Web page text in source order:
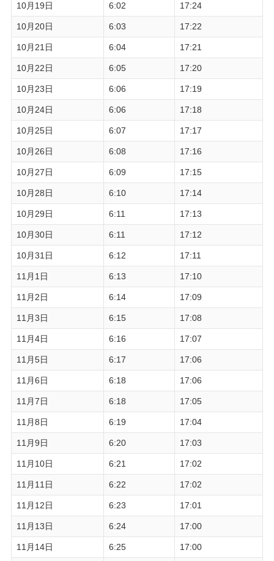
10月19日 6:02 17:24
10月20日 6:03 17:22
10月21日 6:04 17:21
10月22日 6:05 17:20
10月23日 6:06 17:19
10月24日 6:06 17:18
10月25日 6:07 17:17
10月26日 6:08 17:16
10月27日 6:09 17:15
10月28日 6:10 17:14
10月29日 6:11 17:13
10月30日 6:11 17:12
10月31日 6:12 17:11
11月1日 6:13 17:10
11月2日 6:14 17:09
11月3日 6:15 17:08
11月4日 6:16 17:07
11月5日 6:17 17:06
11月6日 6:18 17:06
11月7日 6:18 17:05
11月8日 6:19 17:04
11月9日 6:20 17:03
11月10日 6:21 17:02
11月11日 6:22 17:02
11月12日 6:23 17:01
11月13日 6:24 17:00
11月14日 6:25 17:00